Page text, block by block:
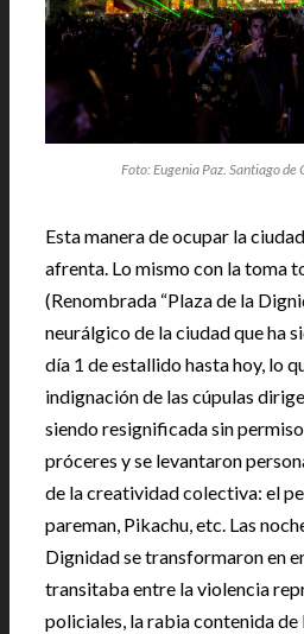
Foto: Eugenia Paz. Santiago
Esta manera de ocupar la
afrenta. Lo mismo con la toma
(Renombrada “Plaza de la
neurálgico de la ciudad que ha
día 1 de estallido hasta hoy, lo
indignación de las cúpulas
siendo resignificada sin
próceres y se levantaron
de la creatividad colectiva: el
pareman, Pikachu, etc. Las
Dignidad se transformaron en
transitaba entre la violencia
policiales, la rabia contenida